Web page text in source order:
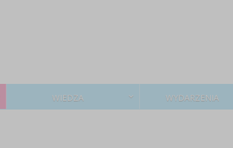
WIEDZA WYDARZENIA